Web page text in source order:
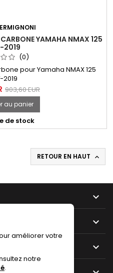
YAMAHA NMAX 125
2019
(0)
pour Yamaha NMAX 125
2019
903,60 EUR
au panier
de stock
RETOUR EN HAUT 



améliorer votre
notre
.